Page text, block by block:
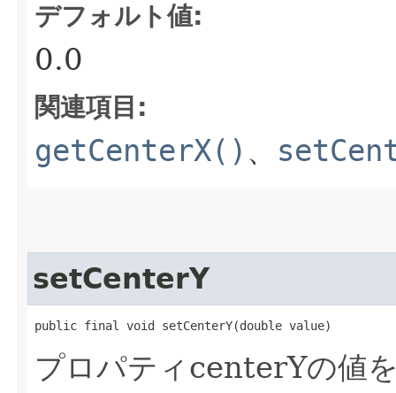
デフォルト値:
0.0
関連項目:
getCenterX() 、
setCenterY
public final void setCenterY​(double value)
プロパティcenterYの値